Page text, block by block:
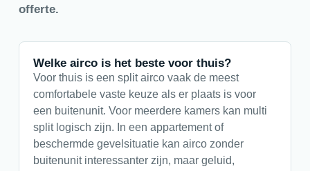
offerte.
Welke airco is het beste voor thuis?
Voor thuis is een split airco vaak de meest
comfortabele vaste keuze als er plaats is voor
een buitenunit. Voor meerdere kamers kan multi
split logisch zijn. In een appartement of
beschermde gevelsituatie kan airco zonder
buitenunit interessanter zijn, maar geluid,